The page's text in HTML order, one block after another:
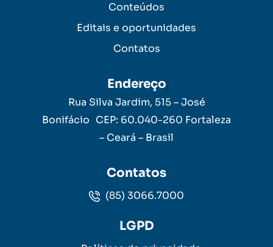
Conteúdos
Editais e oportunidades
Contatos
Endereço
Rua Silva Jardim, 515 – José
Bonifácio CEP: 60.040-260 Fortaleza
– Ceará – Brasil
Contatos
(85) 3066.7000
LGPD